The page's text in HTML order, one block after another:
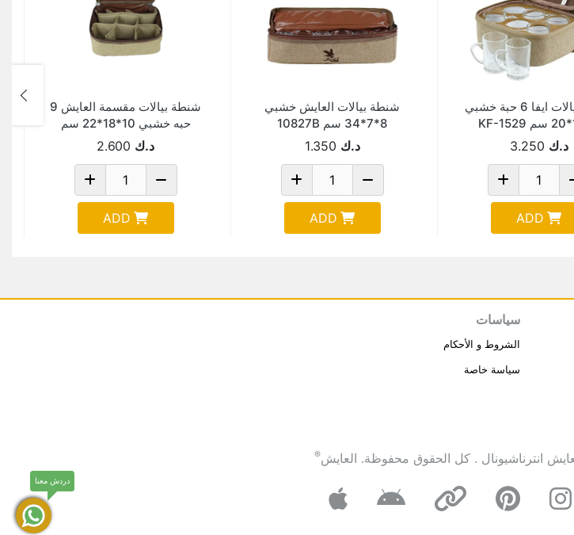
شنطة بيالات ايفا 6 حبة خشبي
د.ك 3.250
ADD
شنطة بيالات العايش خشبي
8*7*34 سم 10827B
د.ك 1.350
ADD
شنطة بيالات مقسمة العايش 9
حبه خشبي 10*18*22 سم
10266B
د.ك 2.600
ADD
سياسات
الشروط و الأحكام
سياسة خاصة
العايش®
دردش معنا